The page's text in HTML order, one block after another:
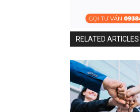
RELATED ARTICLES